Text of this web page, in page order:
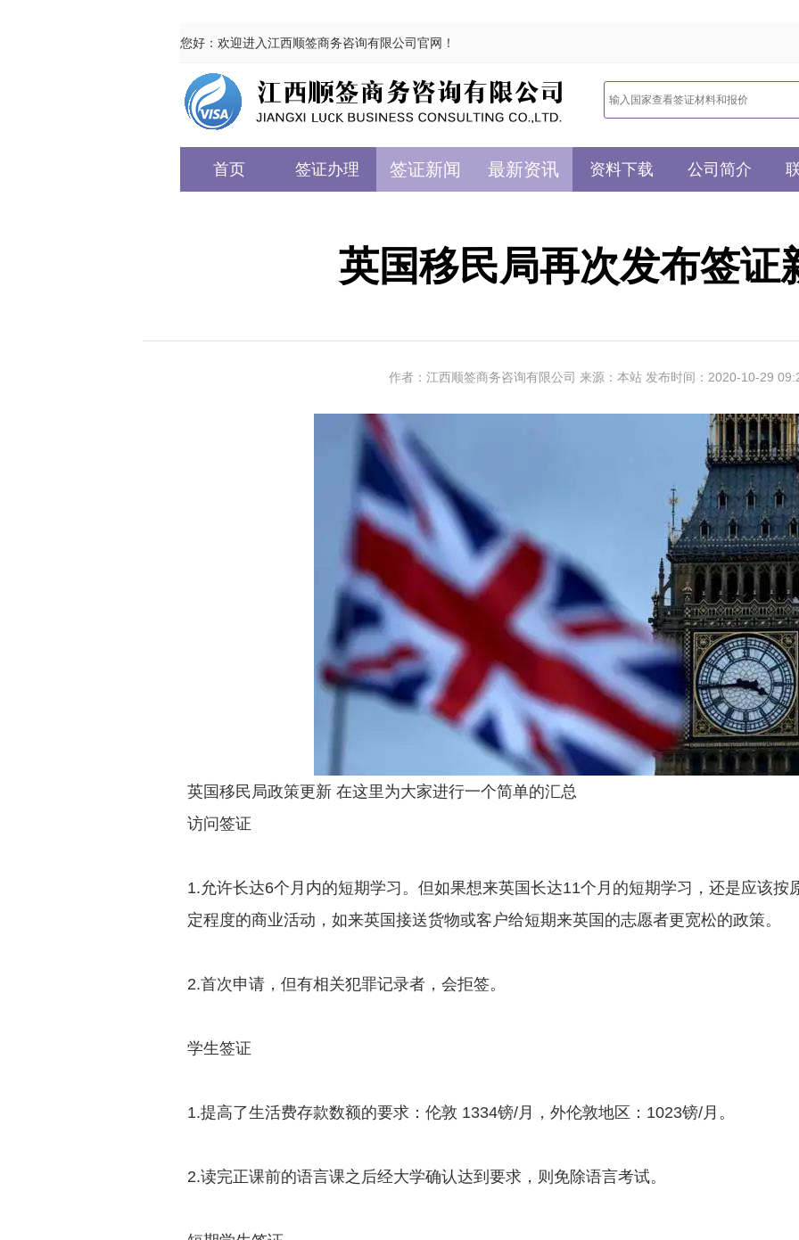
您好：欢迎进入江西顺签商务咨询有限公司官网！
首页 签证办理 签证新闻 最新资讯 资料下载 公司简介
英国移民局再次发布签证
作者：江西顺签商务咨询有限公司 来源：本站 发布时间：2020-10-29
英国移民局政策更新 在这里为大家进行一个简单的汇总
访问签证
1.允许长达6个月内的短期学习。但如果想来英国长达11个月的短期学习，还是应该按
定程度的商业活动，如来英国接送货物或客户给短期来英国的志愿者更宽松的政策。
2.首次申请，但有相关犯罪记录者，会拒签。
学生签证
1.提高了生活费存款数额的要求：伦敦 1334镑/月，外伦敦地区：1023镑/月。
2.读完正课前的语言课之后经大学确认达到要求，则免除语言考试。